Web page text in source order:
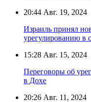
20:44 Авг. 19, 2024
Израиль принял
урегулированию в
15:28 Авг. 15, 2024
Переговоры об
в Дохе
20:26 Авг. 11, 2024